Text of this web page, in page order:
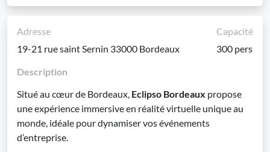
Adresse
19-21 rue saint Sernin 33000 Bordeaux
Capacité
300 pers
Description
Situé au cœur de Bordeaux, Eclipso Bordeaux propose
une expérience immersive en réalité virtuelle unique au
monde, idéale pour dynamiser vos événements
d’entreprise.